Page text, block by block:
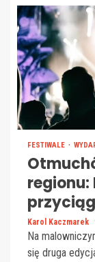
FESTIWALE
regionu:
Karol Kaczmarek
Na
się druga